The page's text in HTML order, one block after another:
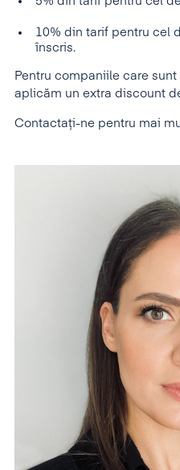
10% din tarif pentru cel
înscris.
Pentru companiile care
aplicăm un extra discount
Contactați-ne pentru mai